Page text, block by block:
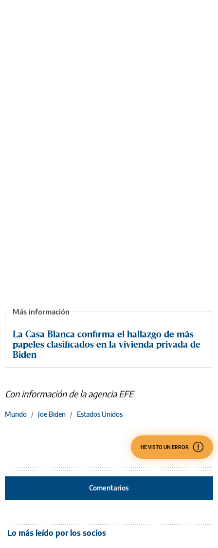
La Casa Blanca confirma el hallazgo de más
papeles clasificados en la vivienda privada de
Biden
Con información de la agencia EFE
Mundo / Joe Biden / Estados Unidos
HE VISTO UN ERROR
Comentarios
Lo más leído por los socios